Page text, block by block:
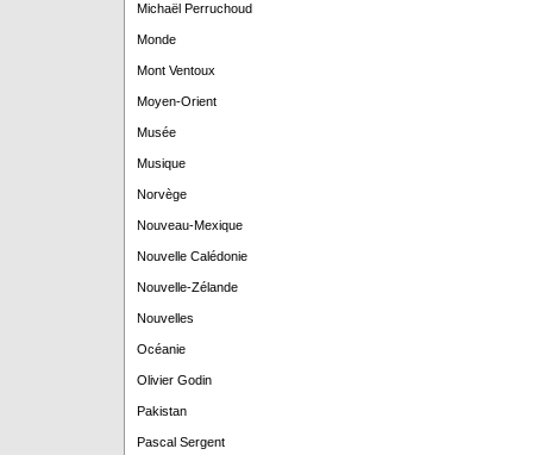
Michaël Perruchoud
Monde
Mont Ventoux
Moyen-Orient
Musée
Musique
Norvège
Nouveau-Mexique
Nouvelle Calédonie
Nouvelle-Zélande
Nouvelles
Océanie
Olivier Godin
Pakistan
Pascal Sergent